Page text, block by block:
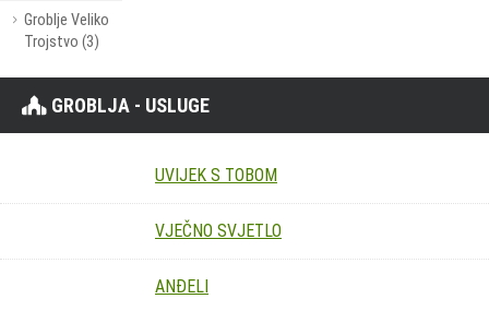
Groblje Veliko
Trojstvo (3)
GROBLJA - USLUGE
UVIJEK S TOBOM
VJEČNO SVJETLO
ANĐELI